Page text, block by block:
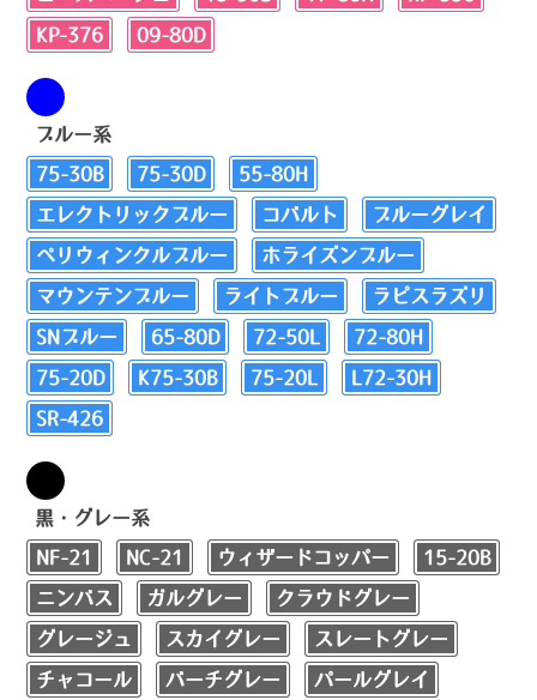
KP-376 09-80D
ブルー系
75-30B 75-30D 55-80H
エレクトリックブルー コバルト ブルーグレイ
ペリウィンクルブルー ホライズンブルー
マウンテンブルー ライトブルー ラピスラズリ
SNブルー 65-80D 72-50L 72-80H
75-20D K75-30B 75-20L L72-30H
SR-426
黒・グレー系
NF-21 NC-21 ウィザードコッパー 15-20B
ニンバス ガルグレー クラウドグレー
グレージュ スカイグレー スレートグレー
チャコール バーチグレー パールグレイ